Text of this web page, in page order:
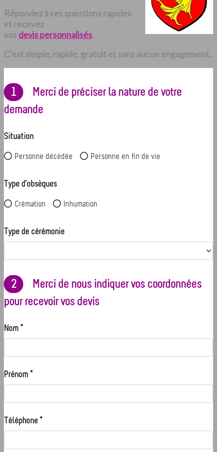
Répondez à ces questions rapides
et recevez
vos devis personnalisés.
C’est simple, rapide, gratuit et sans aucun engagement.